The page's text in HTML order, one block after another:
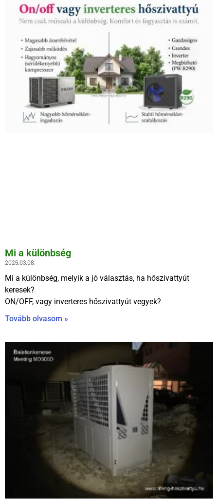
Mi a különbség
2025.03.08.
Mi a különbség, melyik a jó választás, ha hőszivattyút
keresek?
ON/OFF, vagy inverteres hőszivattyút vegyek?
Tovább olvasom »